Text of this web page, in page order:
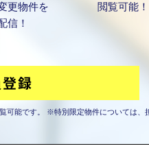
更物件を
信！
閲覧可能！
可能です。 ※特別限定物件については、